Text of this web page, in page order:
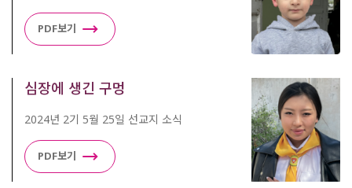
PDF보기
심장에 생긴 구멍
2024년 2기 5월 25일 선교지 소식
PDF보기